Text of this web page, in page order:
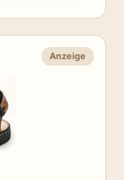
Anzeige